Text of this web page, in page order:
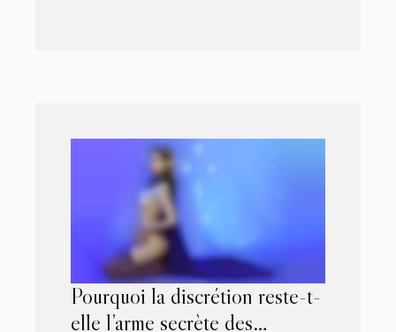
Pourquoi la discrétion reste-t-
elle l’arme secrète des